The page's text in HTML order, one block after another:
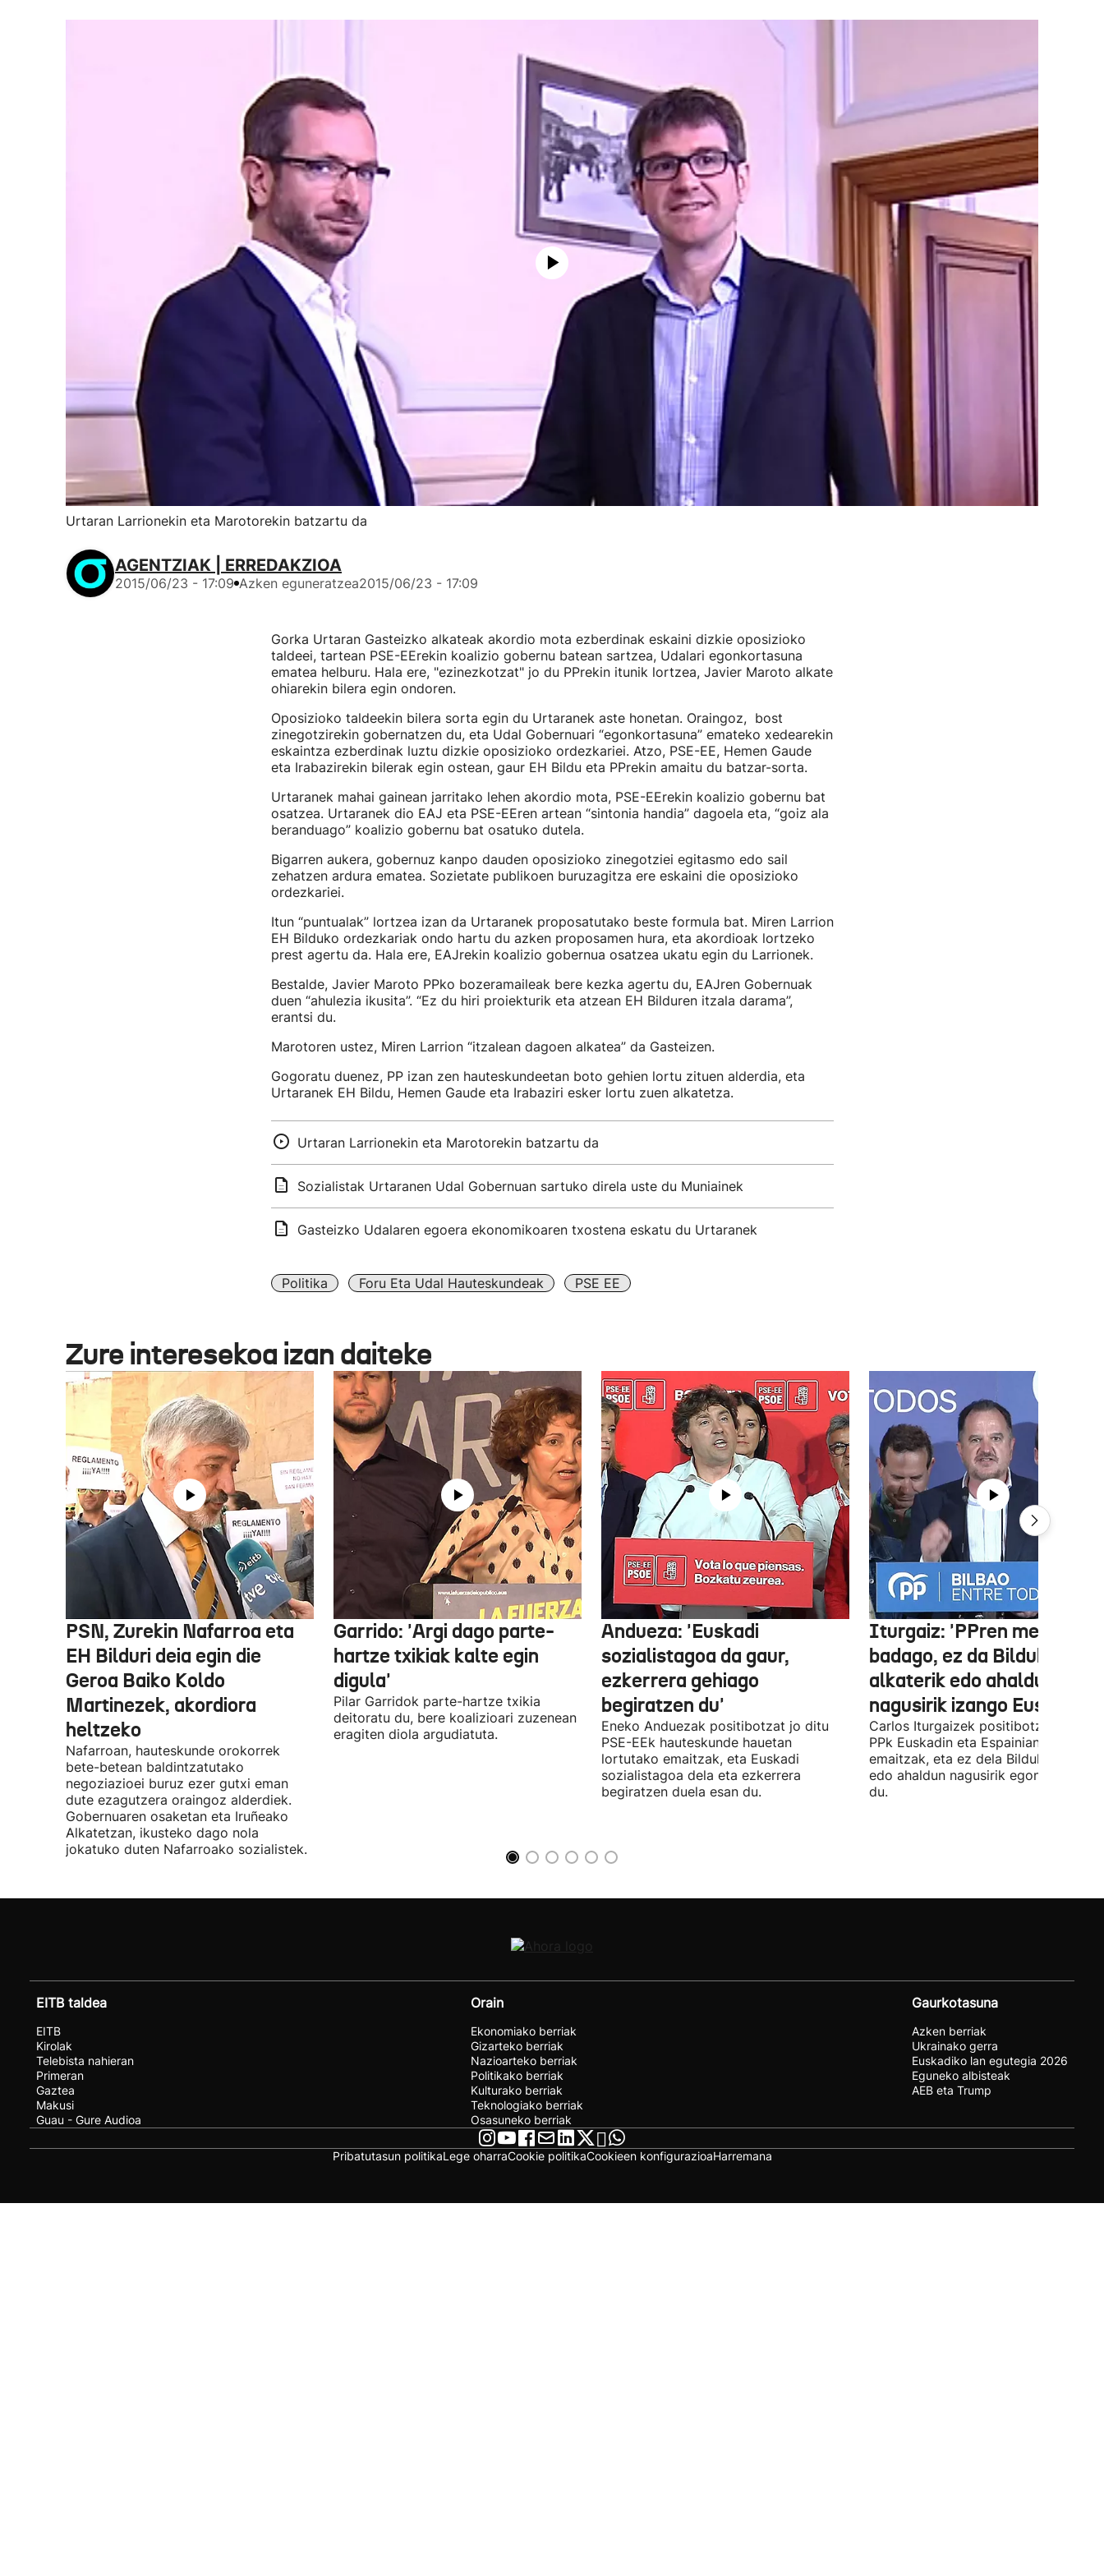
Urtaran Larrionekin eta Marotorekin batzartu da
AGENTZIAK | ERREDAKZIOA
2015/06/23 - 17:09 Azken eguneratzea2015/06/23 - 17:09
Gorka Urtaran Gasteizko alkateak akordio mota ezberdinak eskaini dizkie oposizioko
taldeei, tartean PSE-EErekin koalizio gobernu batean sartzea, Udalari egonkortasuna
ematea helburu. Hala ere, "ezinezkotzat" jo du PPrekin itunik lortzea, Javier Maroto alkate
ohiarekin bilera egin ondoren.
Oposizioko taldeekin bilera sorta egin du Urtaranek aste honetan. Oraingoz, bost
zinegotzirekin gobernatzen du, eta Udal Gobernuari “egonkortasuna” emateko xedearekin
eskaintza ezberdinak luztu dizkie oposizioko ordezkariei. Atzo, PSE-EE, Hemen Gaude
eta Irabazirekin bilerak egin ostean, gaur EH Bildu eta PPrekin amaitu du batzar-sorta.
Urtaranek mahai gainean jarritako lehen akordio mota, PSE-EErekin koalizio gobernu bat
osatzea. Urtaranek dio EAJ eta PSE-EEren artean “sintonia handia” dagoela eta, “goiz ala
beranduago” koalizio gobernu bat osatuko dutela.
Bigarren aukera, gobernuz kanpo dauden oposizioko zinegotziei egitasmo edo sail
zehatzen ardura ematea. Sozietate publikoen buruzagitza ere eskaini die oposizioko
ordezkariei.
Itun “puntualak” lortzea izan da Urtaranek proposatutako beste formula bat. Miren Larrion
EH Bilduko ordezkariak ondo hartu du azken proposamen hura, eta akordioak lortzeko
prest agertu da. Hala ere, EAJrekin koalizio gobernua osatzea ukatu egin du Larrionek.
Bestalde, Javier Maroto PPko bozeramaileak bere kezka agertu du, EAJren Gobernuak
duen “ahulezia ikusita”. “Ez du hiri proiekturik eta atzean EH Bilduren itzala darama”,
erantsi du.
Marotoren ustez, Miren Larrion “itzalean dagoen alkatea” da Gasteizen.
Gogoratu duenez, PP izan zen hauteskundeetan boto gehien lortu zituen alderdia, eta
Urtaranek EH Bildu, Hemen Gaude eta Irabaziri esker lortu zuen alkatetza.
Urtaran Larrionekin eta Marotorekin batzartu da
Sozialistak Urtaranen Udal Gobernuan sartuko direla uste du Muniainek
Gasteizko Udalaren egoera ekonomikoaren txostena eskatu du Urtaranek
Politika Foru Eta Udal Hauteskundeak PSE EE
Zure interesekoa izan daiteke
PSN, Zurekin Nafarroa eta
EH Bilduri deia egin die
Geroa Baiko Koldo
Martinezek, akordiora
heltzeko
Nafarroan, hauteskunde orokorrek
bete-betean baldintzatutako
negoziazioei buruz ezer gutxi eman
dute ezagutzera oraingoz alderdiek.
Gobernuaren osaketan eta Iruñeako
Alkatetzan, ikusteko dago nola
jokatuko duten Nafarroako sozialistek.
Garrido: 'Argi dago parte-
hartze txikiak kalte egin
digula'
Pilar Garridok parte-hartze txikia
deitoratu du, bere koalizioari zuzenean
eragiten diola argudiatuta.
Andueza: 'Euskadi
sozialistagoa da gaur,
ezkerrera gehiago
begiratzen du'
Eneko Anduezak positibotzat jo ditu
PSE-EEk hauteskunde hauetan
lortutako emaitzak, eta Euskadi
sozialistagoa dela eta ezkerrera
begiratzen duela esan du.
Iturgaiz: 'PPren menpe
badago, ez da Bilduko
alkaterik edo ahaldun
nagusirik izango Euskadin'
Carlos Iturgaizek positibotzat jo ditu
PPk Euskadin eta Espainian lortutako
emaitzak, eta ez dela Bilduko
edo ahaldun nagusirik egongo
du.
EITB taldea
EITB
Kirolak
Telebista nahieran
Primeran
Gaztea
Makusi
Guau - Gure Audioa
Orain
Ekonomiako berriak
Gizarteko berriak
Nazioarteko berriak
Politikako berriak
Kulturako berriak
Teknologiako berriak
Osasuneko berriak
Gaurkotasuna
Azken berriak
Ukrainako gerra
Euskadiko lan egutegia 2026
Eguneko albisteak
AEB eta Trump
Pribatutasun politikaLege oharraCookie politikaCookieen konfigurazioaHarremana